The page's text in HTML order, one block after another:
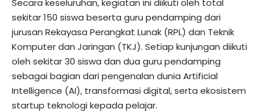
Secara keseluruhan, kegiatan ini diikuti oleh total
sekitar 150 siswa beserta guru pendamping dari
jurusan Rekayasa Perangkat Lunak (RPL) dan Teknik
Komputer dan Jaringan (TKJ). Setiap kunjungan diikuti
oleh sekitar 30 siswa dan dua guru pendamping
sebagai bagian dari pengenalan dunia Artificial
Intelligence (AI), transformasi digital, serta ekosistem
startup teknologi kepada pelajar.